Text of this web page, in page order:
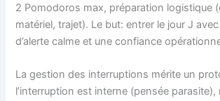
2 Pomodoros max, préparation logistique
matériel, trajet). Le but: entrer le jour J
d’alerte calme et une confiance
La gestion des interruptions mérite un
l’interruption est interne (pensée